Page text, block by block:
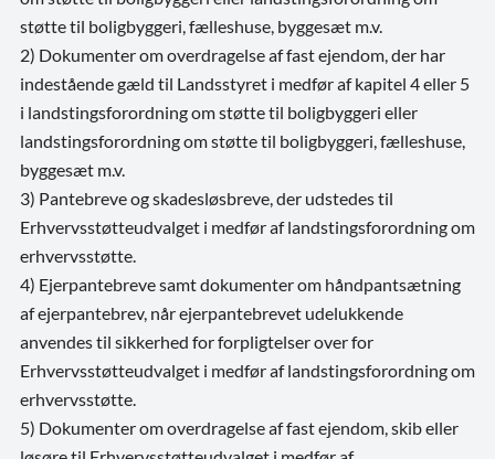
støtte til boligbyggeri, fælleshuse, byggesæt m.v.
2) Dokumenter om overdragelse af fast ejendom, der har
indestående gæld til Landsstyret i medfør af kapitel 4 eller 5
i landstingsforordning om støtte til boligbyggeri eller
landstingsforordning om støtte til boligbyggeri, fælleshuse,
byggesæt m.v.
3) Pantebreve og skadesløsbreve, der udstedes til
Erhvervsstøtteudvalget i medfør af landstingsforordning om
erhvervsstøtte.
4) Ejerpantebreve samt dokumenter om håndpantsætning
af ejerpantebrev, når ejerpantebrevet udelukkende
anvendes til sikkerhed for forpligtelser over for
Erhvervsstøtteudvalget i medfør af landstingsforordning om
erhvervsstøtte.
5) Dokumenter om overdragelse af fast ejendom, skib eller